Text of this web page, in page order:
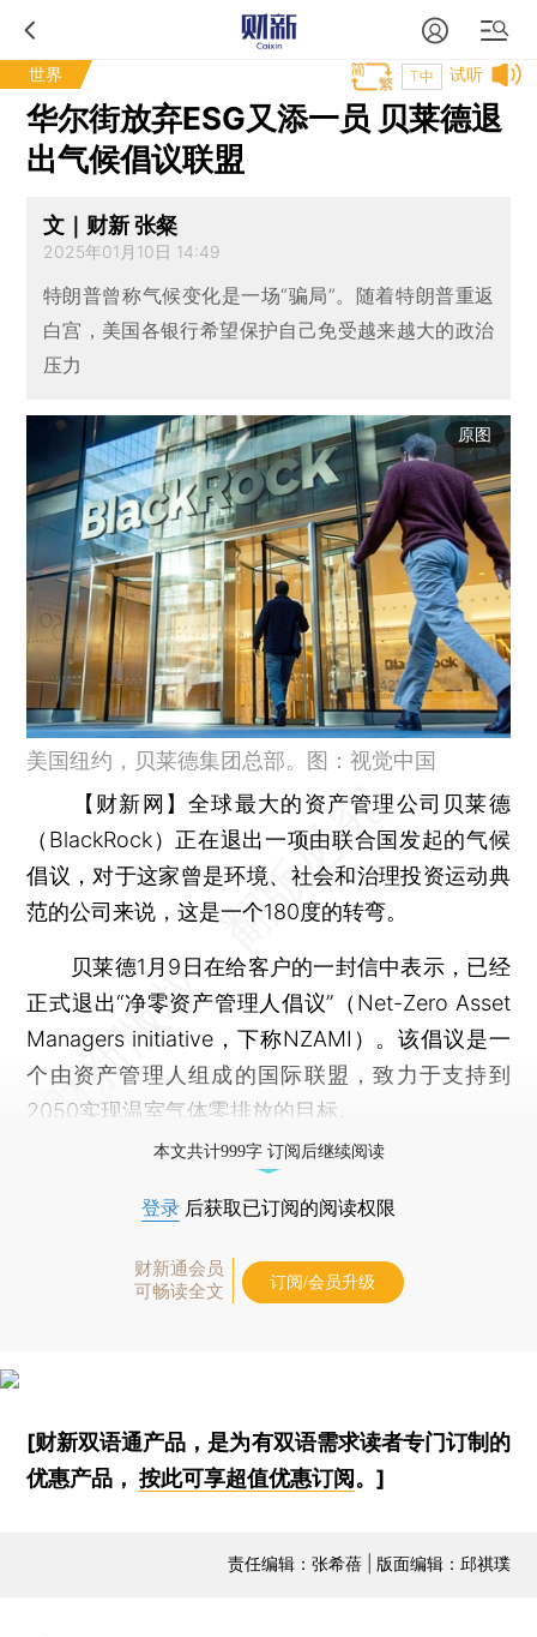
世界 试听
T中
华尔街放弃ESG又添一员 贝莱德退
出气候倡议联盟
文｜财新 张粲
2025年01月10日 14:49
特朗普曾称气候变化是一场“骗局”。随着特朗普重返
白宫，美国各银行希望保护自己免受越来越大的政治
压力
原图
美国纽约，贝莱德集团总部。图：视觉中国
【财新网】全球最大的资产管理公司贝莱德
（BlackRock）正在退出一项由联合国发起的气候
倡议，对于这家曾是环境、社会和治理投资运动典
范的公司来说，这是一个180度的转弯。
贝莱德1月9日在给客户的一封信中表示，已经
正式退出“净零资产管理人倡议”（Net-Zero Asset
Managers initiative，下称NZAMI）。该倡议是一
个由资产管理人组成的国际联盟，致力于支持到
2050实现温室气体零排放的目标。
本文共计999字 订阅后继续阅读
登录 后获取已订阅的阅读权限
财新通会员
可畅读全文
订阅/会员升级
[财新双语通产品，是为有双语需求读者专门订制的
优惠产品，按此可享超值优惠订阅。]
责任编辑：张希蓓 | 版面编辑：邱祺璞